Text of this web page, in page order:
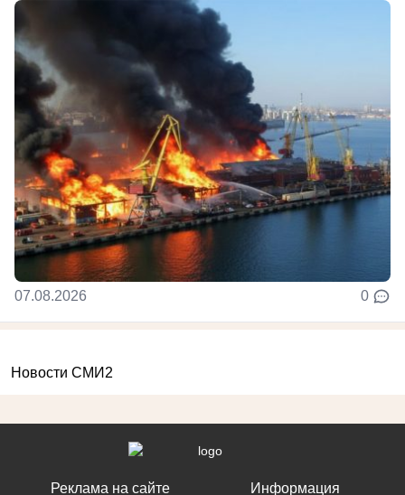
07.08.2026 0
Новости СМИ2
Реклама на сайте Информация